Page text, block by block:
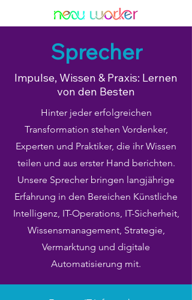
Sprecher
Impulse, Wissen & Praxis: Lernen
von den Besten
Hinter jeder erfolgreichen
Transformation stehen Vordenker,
Experten und Praktiker, die ihr Wissen
teilen und aus erster Hand berichten.
Unsere Sprecher bringen langjährige
Erfahrung in den Bereichen Künstliche
Intelligenz, IT-Operations, IT-Sicherheit,
Wissensmanagement, Strategie,
Vermarktung und digitale
Automatisierung mit.